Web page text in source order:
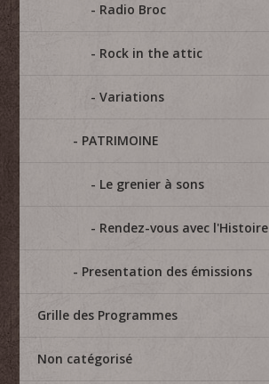
Radio Broc
Rock in the attic
Variations
PATRIMOINE
Le grenier à sons
Rendez-vous avec l'Histoire
Presentation des émissions
Grille des Programmes
Non catégorisé